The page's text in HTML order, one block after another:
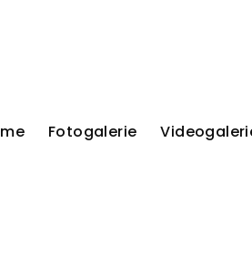
Fotogalerie